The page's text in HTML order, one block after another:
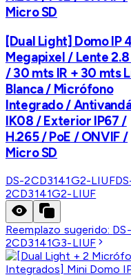
Micro SD
[Dual Light] Domo IP
Megapixel / Lente
/ 30 mts IR + 30 mts
Blanca / Micrófono
Integrado /
IK08 / Exterior IP67 /
H.265 / PoE / ONVIF /
Micro SD
DS-2CD3141G2-LIUF
2CD3141G2-LIUF
Reemplazo sugerido: DS-
2CD3141G3-LIUF